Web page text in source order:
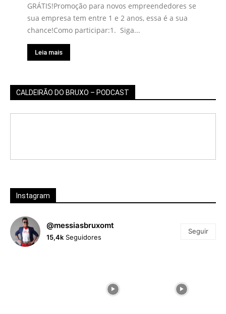
GRÁTIS!Promoção para novos empreendedores se
sua empresa tem entre 1 e 2 anos, essa é a sua
chance!Como participar:1. Siga...
Leia mais
CALDEIRÃO DO BRUXO – PODCAST
Instagram
@messiasbruxomt
15,4k Seguidores
Seguir